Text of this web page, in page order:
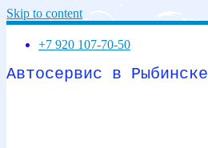
Skip to content
+7 920 107-70-50
Автосервис в Рыбинске